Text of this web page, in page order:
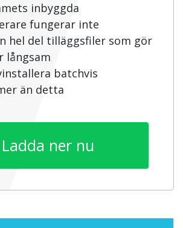
inbyggda
fungerar inte
hel del tilläggsfiler som gör
långsam
batchvis
än detta
Ladda ner nu